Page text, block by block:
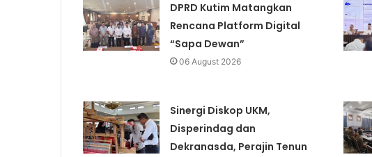
DPRD Kutim Matangkan
Rencana Platform Digital
“Sapa Dewan”
06 August 2026
Sinergi Diskop UKM,
Disperindag dan
Dekranasda, Perajin Tenun